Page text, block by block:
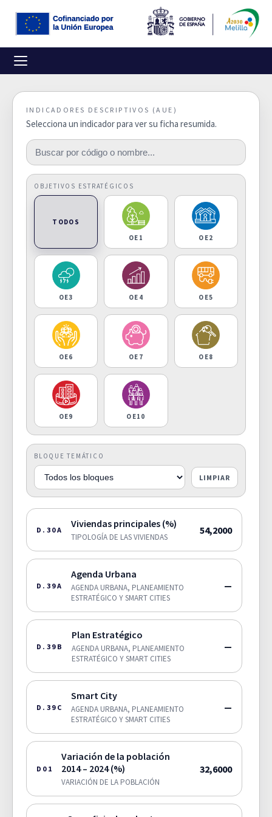
INDICADORES DESCRIPTIVOS (AUE)
Selecciona un indicador para ver su ficha resumida.
OBJETIVOS ESTRATÉGICOS
TODOS
OE1
OE2
OE3 OE4 OE5
OE6 OE7 OE8
OE9 OE10
BLOQUE TEMÁTICO
LIMPIAR
D.30A
Viviendas principales (%)
TIPOLOGÍA DE LAS VIVIENDAS
54,2000
D.39A
Agenda Urbana
AGENDA URBANA, PLANEAMIENTO
ESTRATÉGICO Y SMART CITIES
—
D.39B
Plan Estratégico
AGENDA URBANA, PLANEAMIENTO
ESTRATÉGICO Y SMART CITIES
—
D.39C
Smart City
AGENDA URBANA, PLANEAMIENTO
ESTRATÉGICO Y SMART CITIES
—
D01
Variación de la población
2014 – 2024 (%)
VARIACIÓN DE LA POBLACIÓN
32,6000